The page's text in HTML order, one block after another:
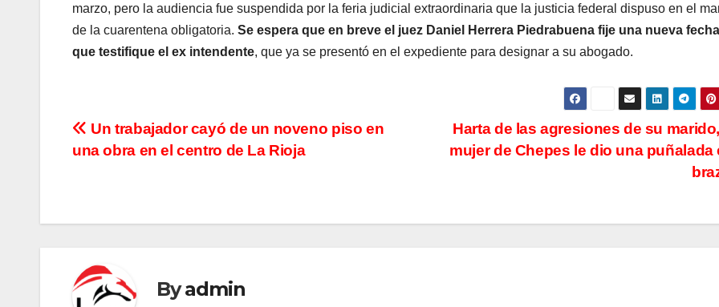
marzo, pero la audiencia fue suspendida por la feria judicial extraordinaria que la justicia federal dispuso en el
de la cuarentena obligatoria. Se espera que en breve el juez Daniel Herrera Piedrabuena fije una nueva
que testifique el ex intendente, que ya se presentó en el expediente para designar a su abogado.
N
e
g
a
Harta de las agresiones de su
mujer de Chepes le dio una puñalada
Un trabajador cayó de un noveno piso en
una obra en el centro de La Rioja
Byadmin